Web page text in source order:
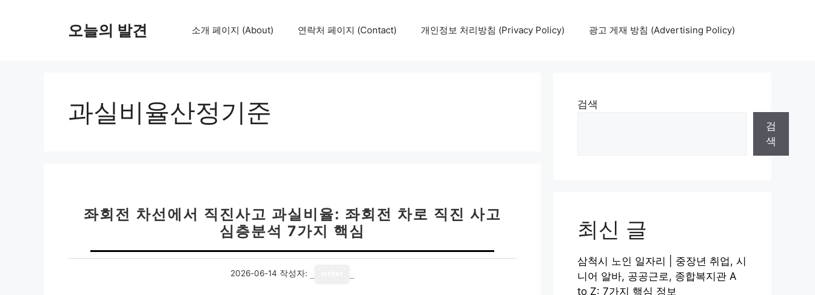
오늘의 발견 소개 페이지 (About) 연락처 페이지 (Contact) 개인정보 처리방침 (Privacy Policy) 광고 게재 방침 (Advertising Policy)
과실비율산정기준
좌회전 차선에서 직진사고 과실비율: 좌회전 차로 직진 사고
심층분석 7가지 핵심
2026-06-14 작성자:
검색
검
색
최신 글
삼척시 노인 일자리 | 중장년 취업, 시
니어 알바, 공공근로, 종합복지관 A
to Z: 7가지 핵심 정보